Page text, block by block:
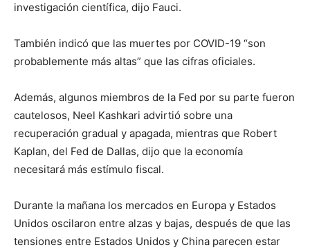
investigación científica, dijo Fauci.
También indicó que las muertes por COVID-19 “son
probablemente más altas” que las cifras oficiales.
Además, algunos miembros de la Fed por su parte fueron
cautelosos, Neel Kashkari advirtió sobre una
recuperación gradual y apagada, mientras que Robert
Kaplan, del Fed de Dallas, dijo que la economía
necesitará más estímulo fiscal.
Durante la mañana los mercados en Europa y Estados
Unidos oscilaron entre alzas y bajas, después de que las
tensiones entre Estados Unidos y China parecen estar